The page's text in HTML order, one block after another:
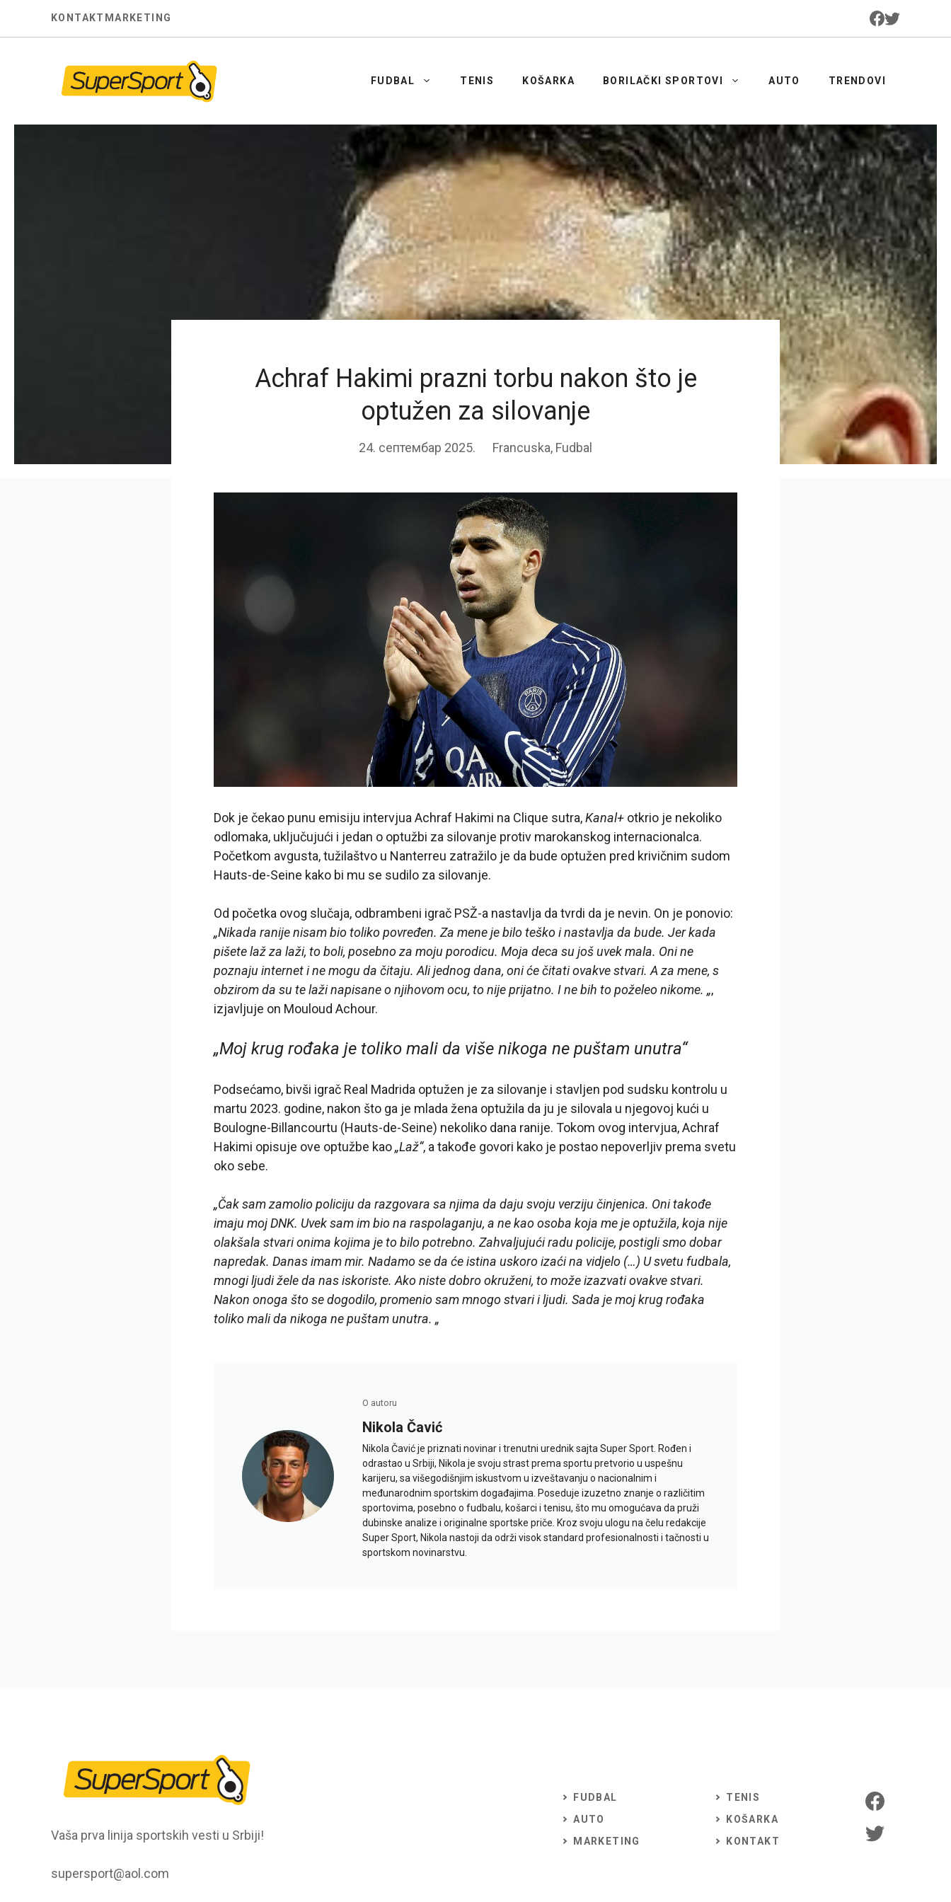
KONTAKT MARKETING
FUDBAL TENIS KOŠARKA BORILAČKI SPORTOVI AUTO TRENDOVI
Achraf Hakimi prazni torbu nakon što je
optužen za silovanje
24. септембар 2025. Francuska, Fudbal
Dok je čekao punu emisiju intervjua Achraf Hakimi na Clique sutra,Kanal+ otkrio je nekoliko
odlomaka, uključujući i jedan o optužbi za silovanje protiv marokanskog internacionalca.
Početkom avgusta, tužilaštvo u Nanterreu zatražilo je da bude optužen pred krivičnim sudom
Hauts-de-Seine kako bi mu se sudilo za silovanje.
Od početka ovog slučaja, odbrambeni igrač PSŽ-a nastavlja da tvrdi da je nevin. On je ponovio:
„Nikada ranije nisam bio toliko povređen. Za mene je bilo teško i nastavlja da bude. Jer kada
pišete laž za laži, to boli, posebno za moju porodicu. Moja deca su još uvek mala. Oni ne
poznaju internet i ne mogu da čitaju. Ali jednog dana, oni će čitati ovakve stvari. A za mene, s
obzirom da su te laži napisane o njihovom ocu, to nije prijatno. I ne bih to poželeo nikome. „,
izjavljuje on Mouloud Achour.
„Moj krug rođaka je toliko mali da više nikoga ne puštam unutra“
Podsećamo, bivši igrač Real Madrida optužen je za silovanje i stavljen pod sudsku kontrolu u
martu 2023. godine, nakon što ga je mlada žena optužila da ju je silovala u njegovoj kući u
Boulogne-Billancourtu (Hauts-de-Seine) nekoliko dana ranije. Tokom ovog intervjua, Achraf
Hakimi opisuje ove optužbe kao„Laž“, a takođe govori kako je postao nepoverljiv prema svetu
oko sebe.
„Čak sam zamolio policiju da razgovara sa njima da daju svoju verziju činjenica. Oni takođe
imaju moj DNK. Uvek sam im bio na raspolaganju, a ne kao osoba koja me je optužila, koja nije
olakšala stvari onima kojima je to bilo potrebno. Zahvaljujući radu policije, postigli smo dobar
napredak. Danas imam mir. Nadamo se da će istina uskoro izaći na vidjelo (…) U svetu fudbala,
mnogi ljudi žele da nas iskoriste. Ako niste dobro okruženi, to može izazvati ovakve stvari.
Nakon onoga što se dogodilo, promenio sam mnogo stvari i ljudi. Sada je moj krug rođaka
toliko mali da nikoga ne puštam unutra. „
O autoru
Nikola Čavić
Nikola Čavić je priznati novinar i trenutni urednik sajta Super Sport. Rođen i
odrastao u Srbiji, Nikola je svoju strast prema sportu pretvorio u uspešnu
karijeru, sa višegodišnjim iskustvom u izveštavanju o nacionalnim i
međunarodnim sportskim događajima. Poseduje izuzetno znanje o različitim
sportovima, posebno o fudbalu, košarci i tenisu, što mu omogućava da pruži
dubinske analize i originalne sportske priče. Kroz svoju ulogu na čelu redakcije
Super Sport, Nikola nastoji da održi visok standard profesionalnosti i tačnosti u
sportskom novinarstvu.
Vaša prva linija sportskih vesti u Srbiji!
supersport@aol.com
FUDBAL
AUTO
MARKETING
TENIS
KOŠARKA
KONTAKT